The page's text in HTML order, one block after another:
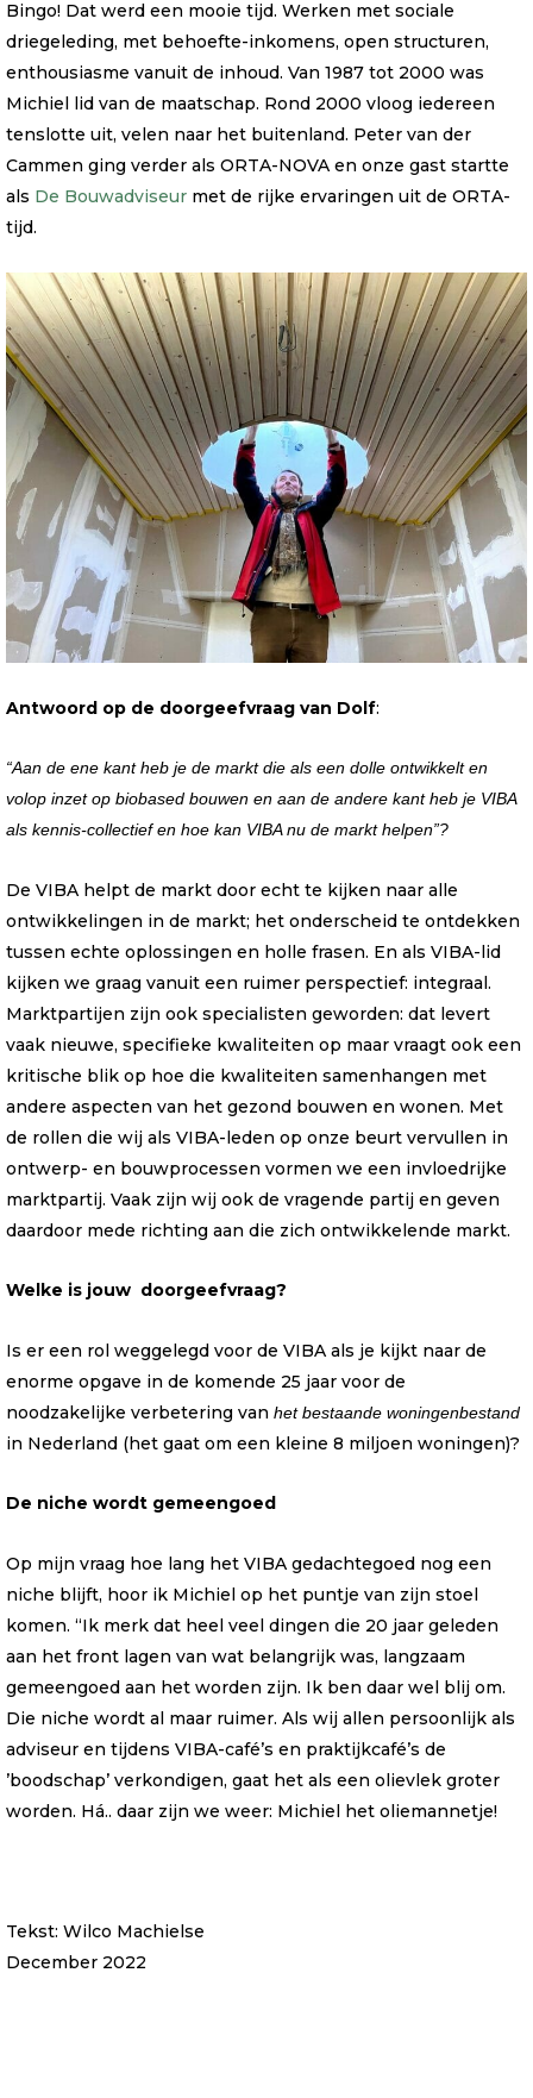
Bingo! Dat werd een mooie tijd. Werken met sociale
driegeleding, met behoefte-inkomens, open structuren,
enthousiasme vanuit de inhoud. Van 1987 tot 2000 was
Michiel lid van de maatschap. Rond 2000 vloog iedereen
tenslotte uit, velen naar het buitenland. Peter van der
Cammen ging verder als ORTA-NOVA en onze gast startte
als De Bouwadviseur met de rijke ervaringen uit de ORTA-
tijd.
Antwoord op de doorgeefvraag van Dolf:
“Aan de ene kant heb je de markt die als een dolle ontwikkelt en
volop inzet op biobased bouwen en aan de andere kant heb je VIBA
als kennis-collectief en hoe kan VIBA nu de markt helpen”?
De VIBA helpt de markt door echt te kijken naar alle
ontwikkelingen in de markt; het onderscheid te ontdekken
tussen echte oplossingen en holle frasen. En als VIBA-lid
kijken we graag vanuit een ruimer perspectief: integraal.
Marktpartijen zijn ook specialisten geworden: dat levert
vaak nieuwe, specifieke kwaliteiten op maar vraagt ook een
kritische blik op hoe die kwaliteiten samenhangen met
andere aspecten van het gezond bouwen en wonen. Met
de rollen die wij als VIBA-leden op onze beurt vervullen in
ontwerp- en bouwprocessen vormen we een invloedrijke
marktpartij. Vaak zijn wij ook de vragende partij en geven
daardoor mede richting aan die zich ontwikkelende markt.
Welke is jouw doorgeefvraag?
Is er een rol weggelegd voor de VIBA als je kijkt naar de
enorme opgave in de komende 25 jaar voor de
noodzakelijke verbetering van het bestaande woningenbestand
in Nederland (het gaat om een kleine 8 miljoen woningen)?
De niche wordt gemeengoed
Op mijn vraag hoe lang het VIBA gedachtegoed nog een
niche blijft, hoor ik Michiel op het puntje van zijn stoel
komen. “Ik merk dat heel veel dingen die 20 jaar geleden
aan het front lagen van wat belangrijk was, langzaam
gemeengoed aan het worden zijn. Ik ben daar wel blij om.
Die niche wordt al maar ruimer. Als wij allen persoonlijk als
adviseur en tijdens VIBA-café’s en praktijkcafé’s de
’boodschap’ verkondigen, gaat het als een olievlek groter
worden. Há.. daar zijn we weer: Michiel het oliemannetje!
Tekst: Wilco Machielse
December 2022